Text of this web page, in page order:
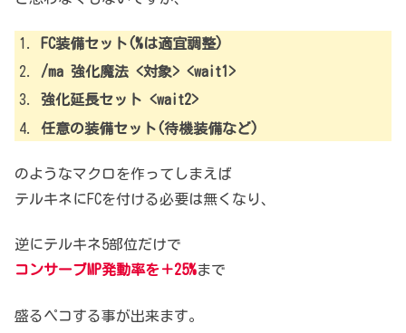
FC装備セット(%は適宜調整)
/ma 強化魔法 <対象> <wait1>
強化延長セット <wait2>
任意の装備セット(待機装備など)
のようなマクロを作ってしまえば
テルキネにFCを付ける必要は無くなり、
逆にテルキネ5部位だけで
コンサーブMP発動率を＋25%まで
盛るペコする事が出来ます。